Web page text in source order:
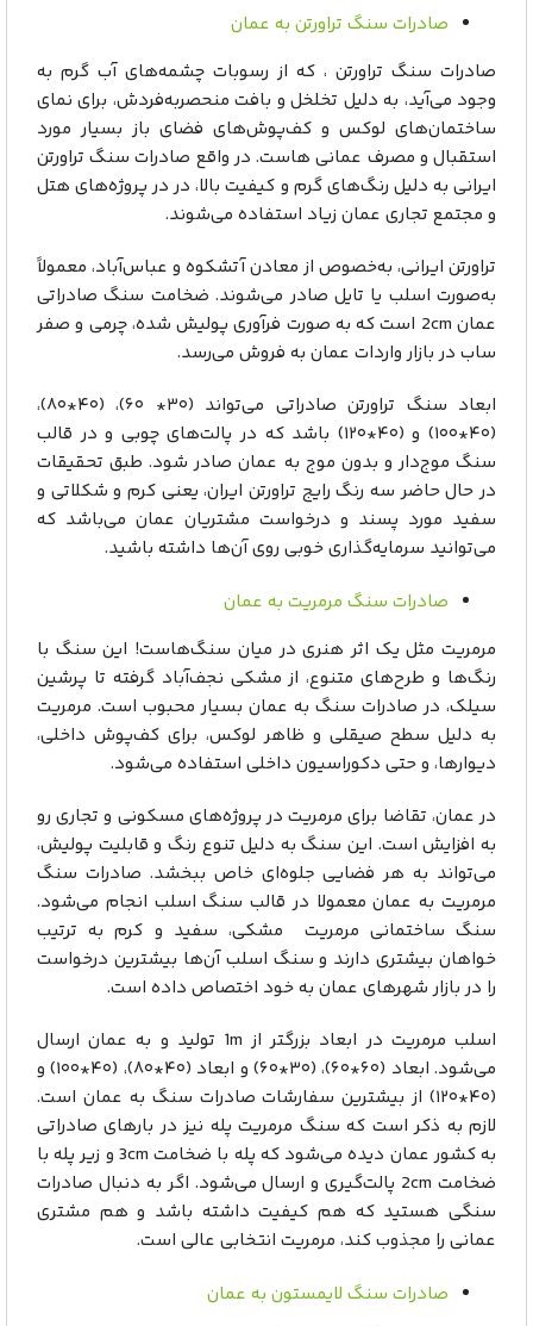
صادرات سنگ تراورتن به عمان
صادرات سنگ تراورتن ، که از رسوبات چشمه‌های آب گرم به
وجود می‌آید، به دلیل تخلخل و بافت منحصربه‌فردش، برای نمای
ساختمان‌های لوکس و کف‌پوش‌های فضای باز بسیار مورد
استقبال و مصرف عمانی هاست. در واقع صادرات سنگ تراورتن
ایرانی به دلیل رنگ‌های گرم و کیفیت بالا، در در پروژه‌های هتل‌
و مجتمع‌ تجاری عمان زیاد استفاده می‌شوند.
تراورتن ایرانی، به‌خصوص از معادن آتشکوه و عباس‌آباد، معمولاً
به‌صورت اسلب یا تایل صادر می‌شوند. ضخامت سنگ صادراتی
عمان 2cm است که به صورت فرآوری پولیش شده، چرمی و صفر
ساب در بازار واردات عمان به فروش می‌رسد.
ابعاد سنگ تراورتن صادراتی می‌تواند (۳۰* ۶۰)، (۴۰*۸۰)،
(۴۰*۱۰۰) و (۴۰*۱۲۰) باشد که در پالت‌های چوبی و در قالب
سنگ موج‌دار و بدون موج به عمان صادر شود. طبق تحقیقات
در حال حاضر سه رنگ رایج تراورتن ایران، یعنی کرم و شکلاتی و
سفید مورد پسند و درخواست مشتریان عمان می‌باشد که
می‌توانید سرمایه‌گذاری خوبی روی آن‌ها داشته باشید.
صادرات سنگ مرمریت به عمان
مرمریت مثل یک اثر هنری در میان سنگ‌هاست! این سنگ با
رنگ‌ها و طرح‌های متنوع، از مشکی نجف‌آباد گرفته تا پرشین
سیلک، در صادرات سنگ به عمان بسیار محبوب است. مرمریت
به دلیل سطح صیقلی و ظاهر لوکس، برای کف‌پوش داخلی،
دیوارها، و حتی دکوراسیون داخلی استفاده می‌شود.
در عمان، تقاضا برای مرمریت در پروژه‌های مسکونی و تجاری رو
به افزایش است. این سنگ به دلیل تنوع رنگ و قابلیت پولیش،
می‌تواند به هر فضایی جلوه‌ای خاص ببخشد. صادرات سنگ
مرمریت به عمان معمولا در قالب سنگ اسلب انجام می‌شود.
سنگ ساختمانی مرمریت مشکی، سفید و کرم به ترتیب
خواهان بیشتری دارند و سنگ اسلب آن‌ها بیشترین درخواست
را در بازار شهرهای عمان به خود اختصاص داده است.
اسلب مرمریت در ابعاد بزرگتر از 1m تولید و به عمان ارسال
می‌شود. ابعاد (۶۰*۶۰)، (۳۰*۶۰) و ابعاد (۴۰*۸۰)، (۴۰*۱۰۰) و
(۴۰*۱۲۰) از بیشترین سفارشات صادرات سنگ به عمان است.
لازم به ذکر است که سنگ مرمریت پله نیز در بارهای صادراتی
به کشور عمان دیده می‌شود که پله با ضخامت 3cm و زیر پله با
ضخامت 2cm پالت‌گیری و ارسال می‌شود. اگر به دنبال صادرات
سنگی هستید که هم کیفیت داشته باشد و هم مشتری
عمانی را مجذوب کند، مرمریت انتخابی عالی است.
صادرات سنگ لایمستون به عمان